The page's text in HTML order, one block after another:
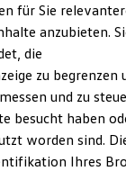
für Sie
anzubieten.
die
zu begrenzen
und zu
besucht haben
worden sind.
Ihres